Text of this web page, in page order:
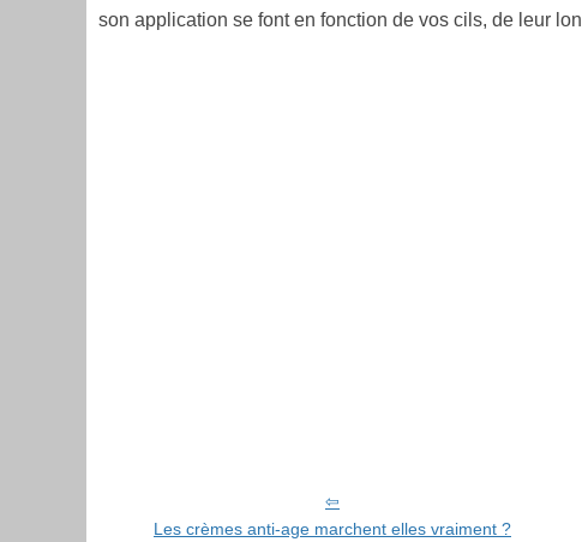
son application se font en fonction de vos cils, de leur
Les crèmes anti-age marchent elles vraiment ?